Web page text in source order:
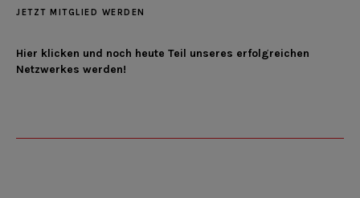
JETZT MITGLIED WERDEN
Hier klicken und noch heute Teil unseres erfolgreichen
Netzwerkes werden!